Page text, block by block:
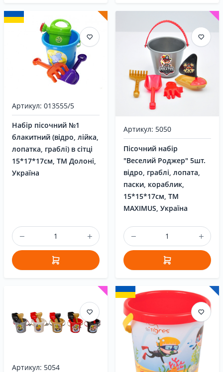
Артикул: 013555/5
Набір пісочний №1
блакитний (відро, лійка,
лопатка, граблі) в сітці
15*17*17см, ТМ Долоні,
Україна
Артикул: 5050
Пісочний набір
"Веселий Роджер" 5шт.
відро, граблі, лопата,
паски, кораблик,
15*15*17см, ТМ
MAXIMUS, Україна
Артикул: 5054